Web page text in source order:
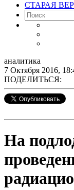
СТАРАЯ
аналитика
7 Октября 2016,
ПОДЕЛИТЬСЯ:
На